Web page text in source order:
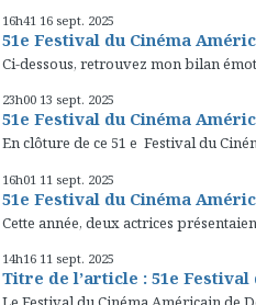
16h41 16 sept. 2025
51e Festival du Cinéma
Ci-dessous, retrouvez mon bilan
23h00 13 sept. 2025
51e Festival du Cinéma
En clôture de ce 51 e Festival du
16h01 11 sept. 2025
51e Festival du Cinéma
Cette année, deux actrices
14h16 11 sept. 2025
Titre de l’article : 51e Festival